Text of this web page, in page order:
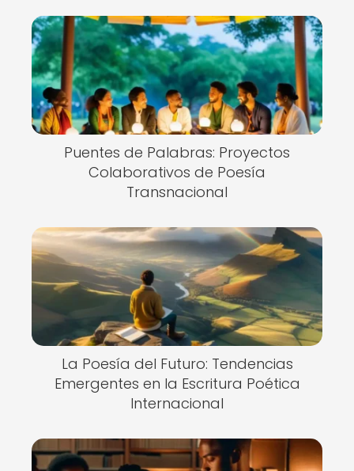
Puentes de Palabras: Proyectos
Colaborativos de Poesía
Transnacional
La Poesía del Futuro: Tendencias
Emergentes en la Escritura Poética
Internacional